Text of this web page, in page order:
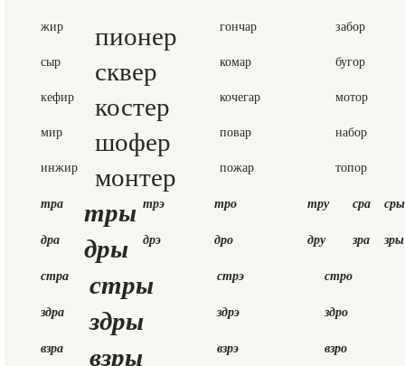
жир пионер гончар забор
сыр сквер комар бугор
кефир костер кочегар мотор
мир шофер повар набор
инжир монтер пожар топор
тра тры трэ тро тру сра
сры
дра
дры дрэ дро дру зра
зры
стра
стры стрэ
стро
здра
здры здрэ
здро
взра
взры взрэ взро